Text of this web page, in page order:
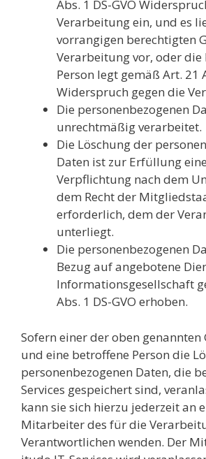
Abs. 1 DS-GVO
Verarbeitung ein, und es
vorrangigen berechtigten
Verarbeitung vor, oder die
Person legt gemäß Art. 21
Widerspruch gegen die
Die personenbezogenen
unrechtmäßig verarbeitet.
Die Löschung der
Daten ist zur Erfüllung
Verpflichtung nach dem
dem Recht der
erforderlich, dem der
unterliegt.
Die personenbezogenen
Bezug auf angebotene
Informationsgesellschaft
Abs. 1 DS-GVO erhoben.
Sofern einer der oben
und eine betroffene Person die
personenbezogenen Daten, die
Services gespeichert sind,
kann sie sich hierzu jederzeit an
Mitarbeiter des für die
Verantwortlichen wenden. Der